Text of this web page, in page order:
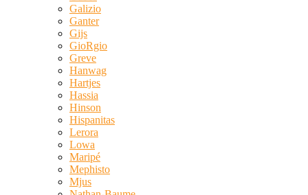
Galizio
Ganter
Gijs
GioRgio
Greve
Hanwag
Hartjes
Hassia
Hinson
Hispanitas
Lerora
Lowa
Maripé
Mephisto
Mjus